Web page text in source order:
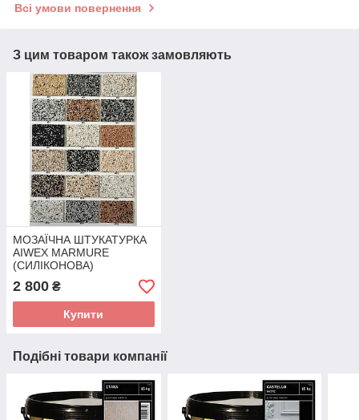
Всі умови повернення
З цим товаром також замовляють
МОЗАЇЧНА ШТУКАТУРКА
AIWEX MARMURE
(СИЛІКОНОВА)
2 800 ₴
Купити
Подібні товари компанії